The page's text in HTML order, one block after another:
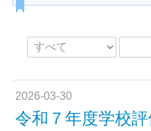
2026-03-30
令和７年度学校